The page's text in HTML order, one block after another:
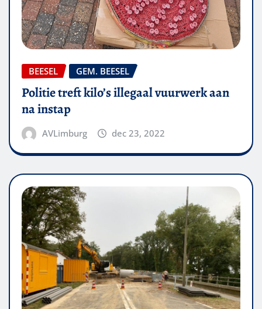
BEESEL GEM. BEESEL
Politie treft kilo’s illegaal vuurwerk aan
na instap
AVLimburg dec 23, 2022